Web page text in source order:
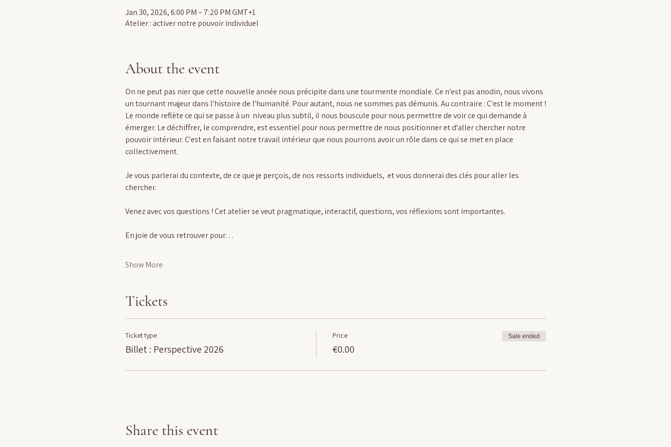
Jan 30, 2026, 6:00 PM – 7:20 PM GMT+1
Atelier : activer notre pouvoir individuel
About the event
On ne peut pas nier que cette nouvelle année nous précipite dans une tourmente mondiale. Ce n'est pas anodin, nous vivons
un tournant majeur dans l'histoire de l'humanité. Pour autant, nous ne sommes pas démunis. Au contraire : C'est le moment !
Le monde reflète ce qui se passe à un  niveau plus subtil, il nous bouscule pour nous permettre de voir ce qui demande à
émerger. Le déchiffrer, le comprendre, est essentiel pour nous permettre de nous positionner et d'aller chercher notre
pouvoir intérieur.C'est en faisant notre travail intérieur que nous pourrons avoir un rôle dans ce qui se met en place
collectivement.
Je vous parlerai du contexte, de ce que je perçois, de nos ressorts individuels,  et vous donnerai des clés pour aller les
chercher.
Venez avec vos questions ! Cet atelier se veut pragmatique, interactif, questions, vos réflexions sont importantes.
En joie de vous retrouver pour…
Show More
Tickets
Ticket type
Billet : Perspective 2026
Price
€0.00
Sale ended
Share this event